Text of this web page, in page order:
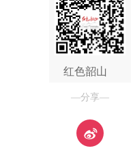
红色韶山
—分享—